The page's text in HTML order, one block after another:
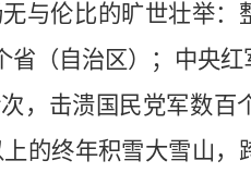
与伦比的旷世壮举：
（自治区）；中央
，击溃国民党军数百
的终年积雪大雪山，